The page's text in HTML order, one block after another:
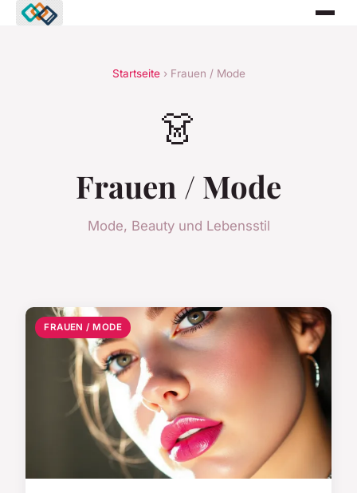
Startseite› Frauen / Mode
👗
Frauen / Mode
Mode, Beauty und Lebensstil
FRAUEN / MODE